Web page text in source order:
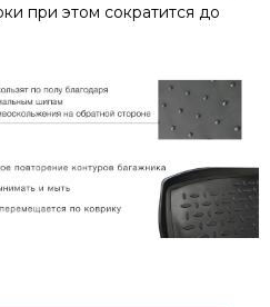
при этом сократится до